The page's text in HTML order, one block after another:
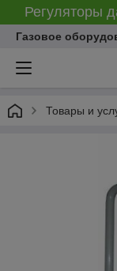
Регуляторы
Газовое
Товары и